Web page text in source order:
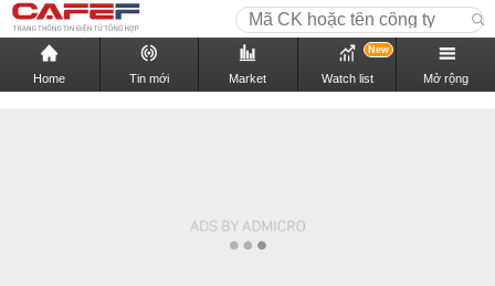
Home Tin mới Market Watch list
New
Mở rộng